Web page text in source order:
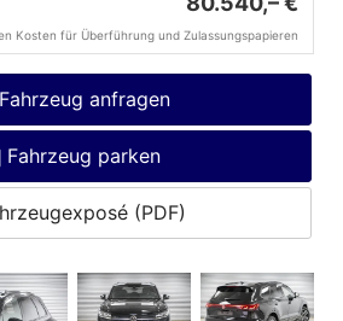
Kosten für Überführung und Zulassungspapieren
Fahrzeug anfragen
Fahrzeug parken
(PDF)